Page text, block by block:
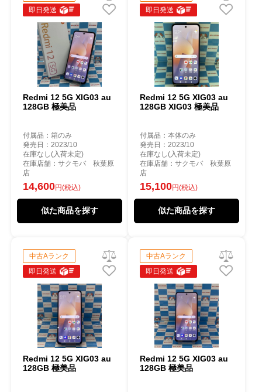
即日発送
Redmi 12 5G XIG03 au
128GB 極美品
付属品：箱のみ
発売日：2023/10
在庫なし(入荷未定)
在庫店舗：サクモバ 秋葉原
店
14,600円(税込)
似た商品を探す
即日発送
Redmi 12 5G XIG03 au
128GB XIG03 極美品
付属品：本体のみ
発売日：2023/10
在庫なし(入荷未定)
在庫店舗：サクモバ 秋葉原
店
15,100円(税込)
似た商品を探す
中古Aランク
即日発送
Redmi 12 5G XIG03 au
128GB 極美品
中古Aランク
即日発送
Redmi 12 5G XIG03 au
128GB 極美品